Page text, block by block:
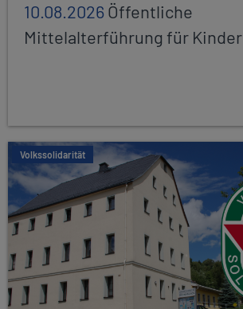
10.08.2026Öffentliche
Mittelalterführung für Kinder
Volkssolidarität